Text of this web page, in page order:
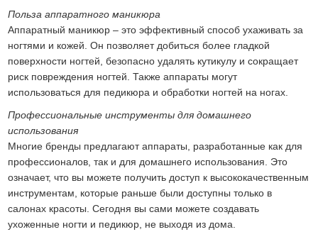
Польза аппаратного маникюра
Аппаратный маникюр – это эффективный способ ухаживать за
ногтями и кожей. Он позволяет добиться более гладкой
поверхности ногтей, безопасно удалять кутикулу и сокращает
риск повреждения ногтей. Также аппараты могут
использоваться для педикюра и обработки ногтей на ногах.
Профессиональные инструменты для домашнего
использования
Многие бренды предлагают аппараты, разработанные как для
профессионалов, так и для домашнего использования. Это
означает, что вы можете получить доступ к высококачественным
инструментам, которые раньше были доступны только в
салонах красоты. Сегодня вы сами можете создавать
ухоженные ногти и педикюр, не выходя из дома.